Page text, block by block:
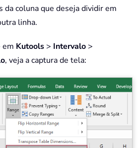
da coluna que deseja dividir em
linha.
em Kutools > Intervalo >
, veja a captura de tela: